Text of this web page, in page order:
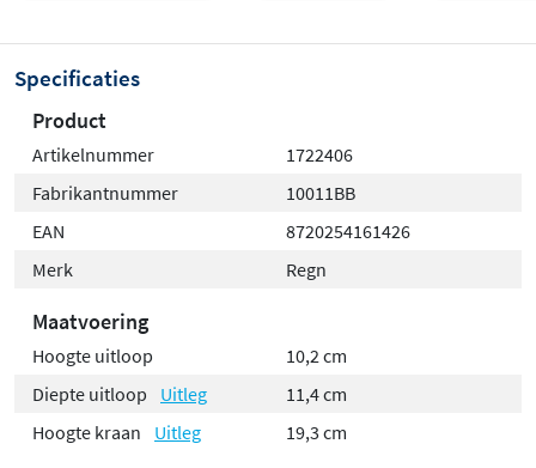
Specificaties
Product
Artikelnummer
1722406
Fabrikantnummer
10011BB
EAN
8720254161426
Merk
Regn
Maatvoering
Hoogte uitloop
10,2 cm
Diepte uitloop
Uitleg
11,4 cm
Hoogte kraan
Uitleg 19,3 cm